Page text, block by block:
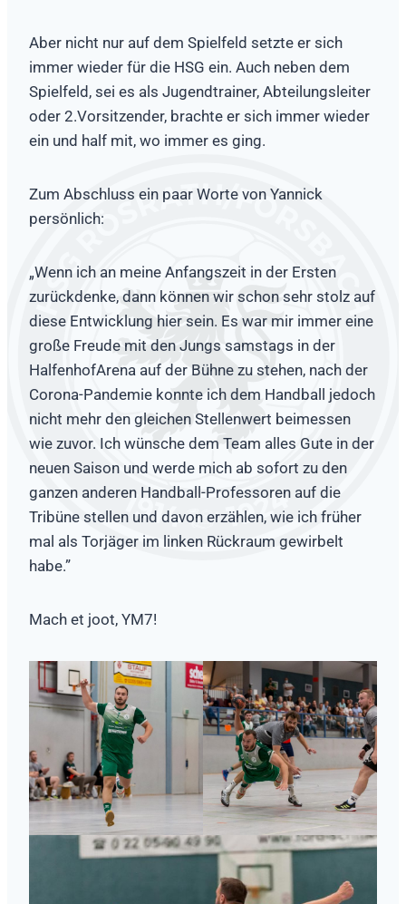
Aber nicht nur auf dem Spielfeld setzte er sich
immer wieder für die HSG ein. Auch neben dem
Spielfeld, sei es als Jugendtrainer, Abteilungsleiter
oder 2.Vorsitzender, brachte er sich immer wieder
ein und half mit, wo immer es ging.
Zum Abschluss ein paar Worte von Yannick
persönlich:
„Wenn ich an meine Anfangszeit in der Ersten
zurückdenke, dann können wir schon sehr stolz auf
diese Entwicklung hier sein. Es war mir immer eine
große Freude mit den Jungs samstags in der
HalfenhofArena auf der Bühne zu stehen, nach der
Corona-Pandemie konnte ich dem Handball jedoch
nicht mehr den gleichen Stellenwert beimessen
wie zuvor. Ich wünsche dem Team alles Gute in der
neuen Saison und werde mich ab sofort zu den
ganzen anderen Handball-Professoren auf die
Tribüne stellen und davon erzählen, wie ich früher
mal als Torjäger im linken Rückraum gewirbelt
habe.”
Mach et joot, YM7!